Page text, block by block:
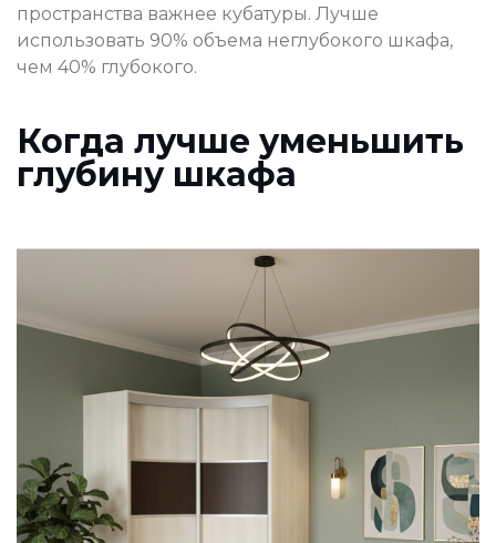
пространства важнее кубатуры. Лучше
использовать 90% объема неглубокого шкафа,
чем 40% глубокого.
Когда лучше уменьшить
глубину шкафа